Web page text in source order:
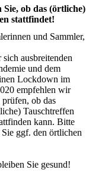
ob das (örtliche)
stattfindet!
und Sammler,
ausbreitenden
und dem
Lockdown im
empfehlen wir
ob das
Tauschtreffen
kann. Bitte
ggf. den örtlichen
Sie gesund!